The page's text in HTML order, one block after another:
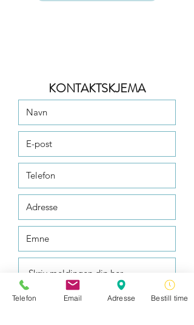
KONTAKTSKJEMA
Telefon Email Adresse Bestill time